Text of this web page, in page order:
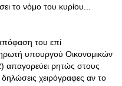
το νόμο του κυρίου...
του επί
υπουργού Οικονομικών
απαγορεύει ρητώς στους
χειρόγραφες αν το